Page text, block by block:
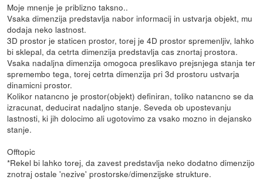
Moje mnenje je priblizno taksno..
Vsaka dimenzija predstavlja nabor informacij in ustvarja objekt, mu
dodaja neko lastnost.
3D prostor je staticen prostor, torej je 4D prostor spremenljiv, lahko
bi sklepal, da cetrta dimenzija predstavlja cas znortaj prostora.
Vsaka nadaljna dimenzija omogoca preslikavo prejsnjega stanja ter
spremembo tega, torej cetrta dimenzija pri 3d prostoru ustvarja
dinamicni prostor.
Kolikor natancno je prostor(objekt) definiran, toliko natancno se da
izracunat, deducirat nadaljno stanje. Seveda ob upostevanju
lastnosti, ki jih dolocimo ali ugotovimo za vsako mozno in dejansko
stanje.
Offtopic
*Rekel bi lahko torej, da zavest predstavlja neko dodatno dimenzijo
znotraj ostale 'nezive' prostorske/dimenzijske strukture.